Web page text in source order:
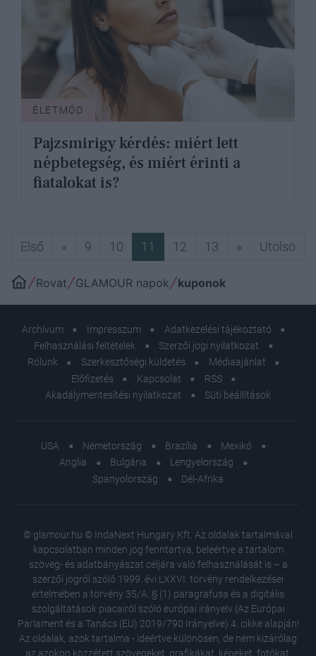
ÉLETMÓD
Pajzsmirigy kérdés: miért lett
népbetegség, és miért érinti a
fiatalokat is?
Első Első
« Előző
9 10 11 12 13 » Következő
Utolsó
Rovat GLAMOUR napok kuponok
Archívum Impresszum
Adatkezelési tájékoztató
Felhasználási feltételek
Szerzői jogi nyilatkozat
Rólunk
Szerkesztőségi küldetés
Médiaajánlat
Előfizetés
Kapcsolat
RSS
Akadálymentesítési nyilatkozat
Süti beállítások
USA Németország Brazília
Mexikó
Anglia
Bulgária
Lengyelország
Spanyolország
Dél-Afrika
© glamour.hu © IndaNext Hungary Kft. Az oldalak tartalmával
kapcsolatban minden jog fenntartva, beleértve a tartalom
szöveg- és adatbányászat céljára való felhasználását is – a
szerzői jogról szóló 1999. évi LXXVI. törvény rendelkezései
értelmében a törvény 35/A. § (1) paragrafusa és a digitális
szolgáltatások piacairól szóló európai irányelv (Az Európai
Parlament és a Tanács (EU) 2019/790 Irányelve) 4. cikke alapján!
Az oldalak, azok tartalma - ideértve különösen, de nem kizárólag
az azokon közzétett szövegeket, grafikákat, képeket, fotókat,